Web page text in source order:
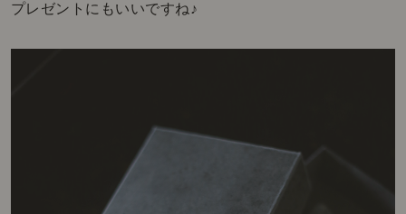
プレゼントにもいいですね♪